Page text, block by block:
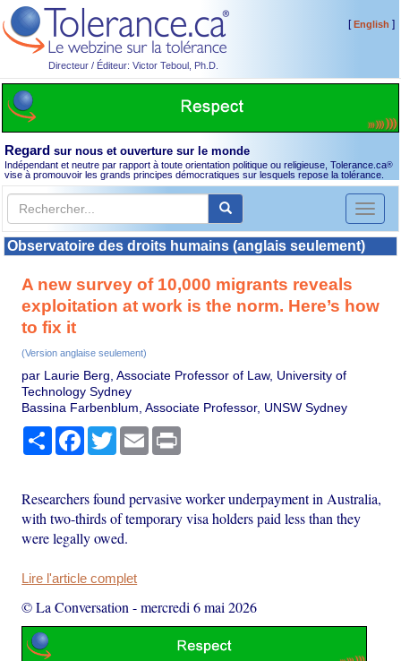
Directeur / Éditeur: Victor Teboul, Ph.D.
[English ]
Regard sur nous et ouverture sur le monde
Indépendant et neutre par rapport à toute orientation politique ou religieuse, Tolerance.ca®
vise à promouvoir les grands principes démocratiques sur lesquels repose la tolérance.
Toggle
Observatoire des droits humains (anglais seulement)
A new survey of 10,000 migrants reveals
exploitation at work is the norm. Here’s how
to fix it
(Version anglaise seulement)
par Laurie Berg, Associate Professor of Law, University of
Technology Sydney
Bassina Farbenblum, Associate Professor, UNSW Sydney
PartagerFacebook
TwitterEmail
Researchers found pervasive worker underpayment in Australia,
with two-thirds of temporary visa holders paid less than they
were legally owed.
Lire l'article complet
© La Conversation -mercredi 6 mai 2026